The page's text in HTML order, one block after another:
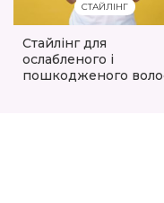
СТАЙЛІНГ
Стайлінг для
ослабленого і
пошкодженого